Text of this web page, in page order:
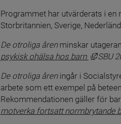
Programmet har utvärderats i en
Storbritannien, Sverige,
De otroliga åren minskar
psykisk ohälsa hos barn
Länk
SBU
De otroliga åren ingår i
arbete som ett exempel på
Rekommendationen gäller för
motverka fortsatt normbrytande